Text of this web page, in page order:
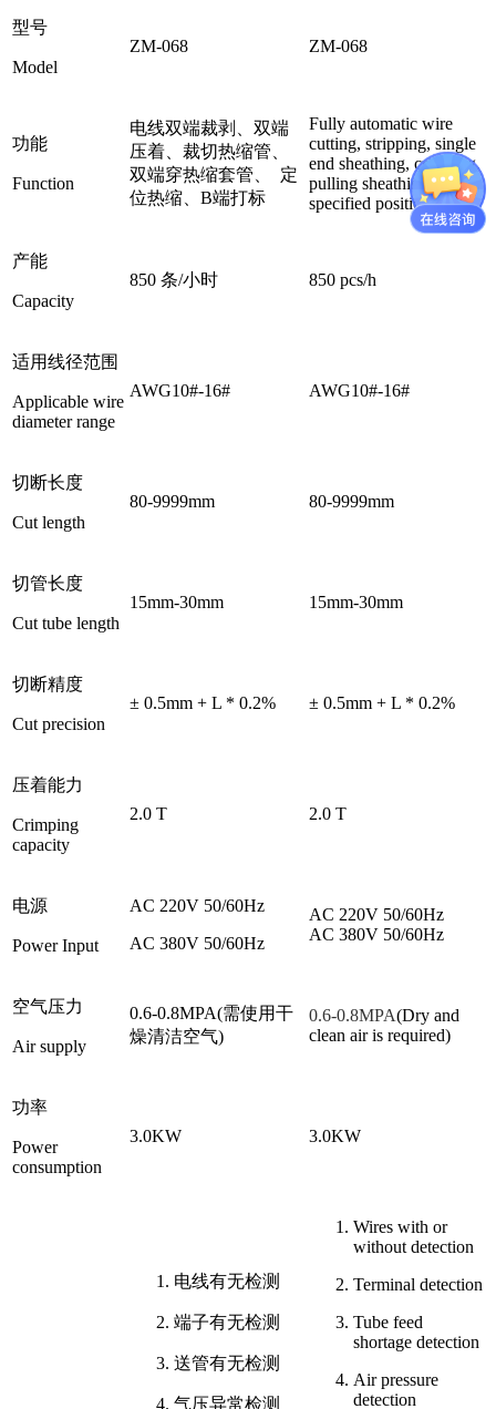
型号
Model
ZM-068 ZM-068
功能
Function
电线双端裁剥、双端
压着、裁切热缩管、
双端穿热缩套管、 定
位热缩、B端打标
Fully automatic wire
cutting, stripping, single
end sheathing, crimping,
pulling sheathing to
specified position
产能
Capacity
850 条/小时 850 pcs/h
适用线径范围
Applicable wire
diameter range
AWG10#-16# AWG10#-16#
切断长度
Cut length
80-9999mm 80-9999mm
切管长度
Cut tube length
15mm-30mm 15mm-30mm
切断精度
Cut precision
± 0.5mm + L * 0.2% ± 0.5mm + L * 0.2%
压着能力
Crimping
capacity
2.0 T 2.0 T
电源
Power Input
AC 220V 50/60Hz
AC 380V 50/60Hz
AC 220V 50/60Hz
AC 380V 50/60Hz
空气压力
Air supply
0.6-0.8MPA(需使用干
燥清洁空气)
0.6-0.8MPA(Dry and
clean air is required)
功率
Power
consumption
3.0KW 3.0KW
电线有无检测
端子有无检测
送管有无检测
气压异常检测
Wires with or
without detection
Terminal detection
Tube feed
shortage detection
Air pressure
detection